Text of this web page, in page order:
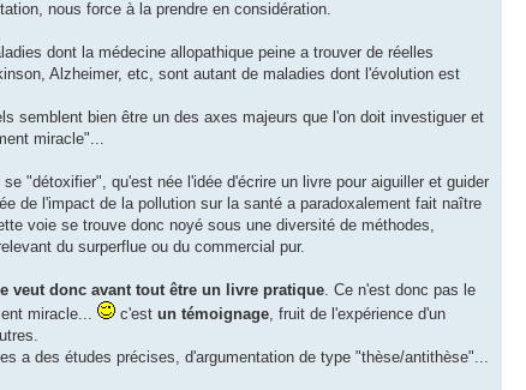
nous force à la prendre en considération.
dont la médecine allopathique peine a trouver de réelles
Alzheimer, etc, sont autant de maladies dont l'évolution est
semblent bien être un des axes majeurs que l'on doit investiguer et
miracle"...
"détoxifier", qu'est née l'idée d'écrire un livre pour aiguiller et guider
de l'impact de la pollution sur la santé a paradoxalement fait naître
voie se trouve donc noyé sous une diversité de méthodes,
du surperflue ou du commercial pur.
veut donc avant tout être un livre pratique . Ce n'est donc pas le
miracle...
c'estun témoignage , fruit de l'expérience d'un
a des études précises, d'argumentation de type "thèse/antithèse"...